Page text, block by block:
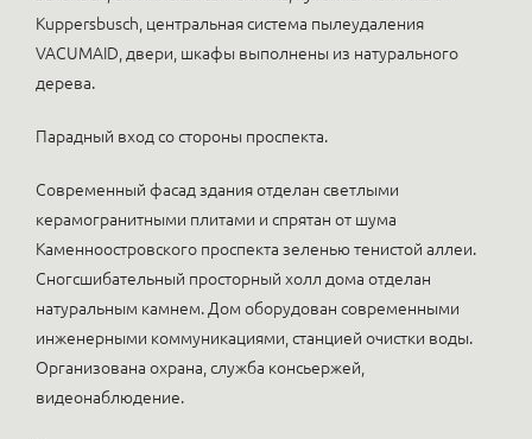
Kuppersbusch, центральная система пылеудаления
VACUMAID, двери, шкафы выполнены из натурального
дерева.
Парадный вход со стороны проспекта.
Современный фасад здания отделан светлыми
керамогранитными плитами и спрятан от шума
Каменноостровского проспекта зеленью тенистой аллеи.
Сногсшибательный просторный холл дома отделан
натуральным камнем. Дом оборудован современными
инженерными коммуникациями, станцией очистки воды.
Организована охрана, служба консьержей,
видеонаблюдение.